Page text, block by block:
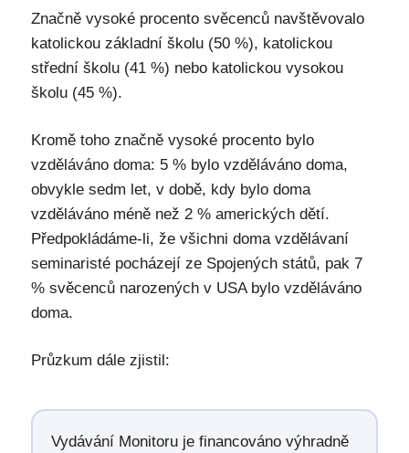
Značně vysoké procento svěcenců navštěvovalo
katolickou základní školu (50 %), katolickou
střední školu (41 %) nebo katolickou vysokou
školu (45 %).
Kromě toho značně vysoké procento bylo
vzděláváno doma: 5 % bylo vzděláváno doma,
obvykle sedm let, v době, kdy bylo doma
vzděláváno méně než 2 % amerických dětí.
Předpokládáme-li, že všichni doma vzdělávaní
seminaristé pocházejí ze Spojených států, pak 7
% svěcenců narozených v USA bylo vzděláváno
doma.
Průzkum dále zjistil:
Vydávání Monitoru je financováno výhradně